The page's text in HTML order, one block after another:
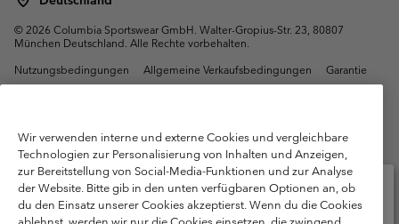
©2026 Columbia Sportswear GmbH. Walter-Gropius-Str. 23, 80807
München Deutschland. Alle Rechte vorbehalten.
Nutzungsbedingungen
Allgemeine Verkaufsbedingungen
Garantie
Nutzungsbedingungen Für Nutzergenerierte Inhalte
Impressum
Cookies
Public CBCR
Wir verwenden interne und externe Cookies und vergleichbare
Technologien zur Personalisierung von Inhalten und Anzeigen,
zur Bereitstellung von Social-Media-Funktionen und zur Analyse
der Website. Bitte gib in den unten verfügbaren Optionen an, ob
du den Einsatz unserer Cookies akzeptierst. Wenn du die Cookies